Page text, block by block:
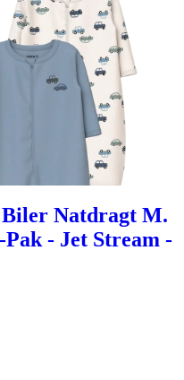
Natdragt M.
Pak - Jet Stream -